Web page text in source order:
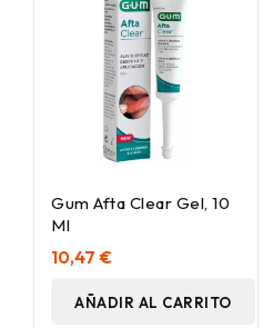
Gum Afta Clear Gel, 10
Ml
10,47 €
AÑADIR AL CARRITO